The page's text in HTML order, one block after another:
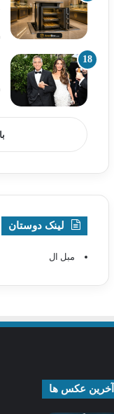
لینک دوستان
مبل ال
آخرین عکس ها